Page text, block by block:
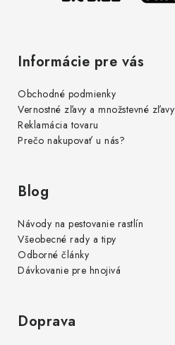
Informácie pre vás
Obchodné podmienky
Vernostné zľavy a množstevné zľavy
Reklamácia tovaru
Prečo nakupovať u nás?
Blog
Návody na pestovanie rastlín
Všeobecné rady a tipy
Odborné články
Dávkovanie pre hnojivá
Doprava